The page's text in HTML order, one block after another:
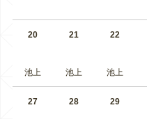
20
池上
21
池上
22
池上
27 28 29